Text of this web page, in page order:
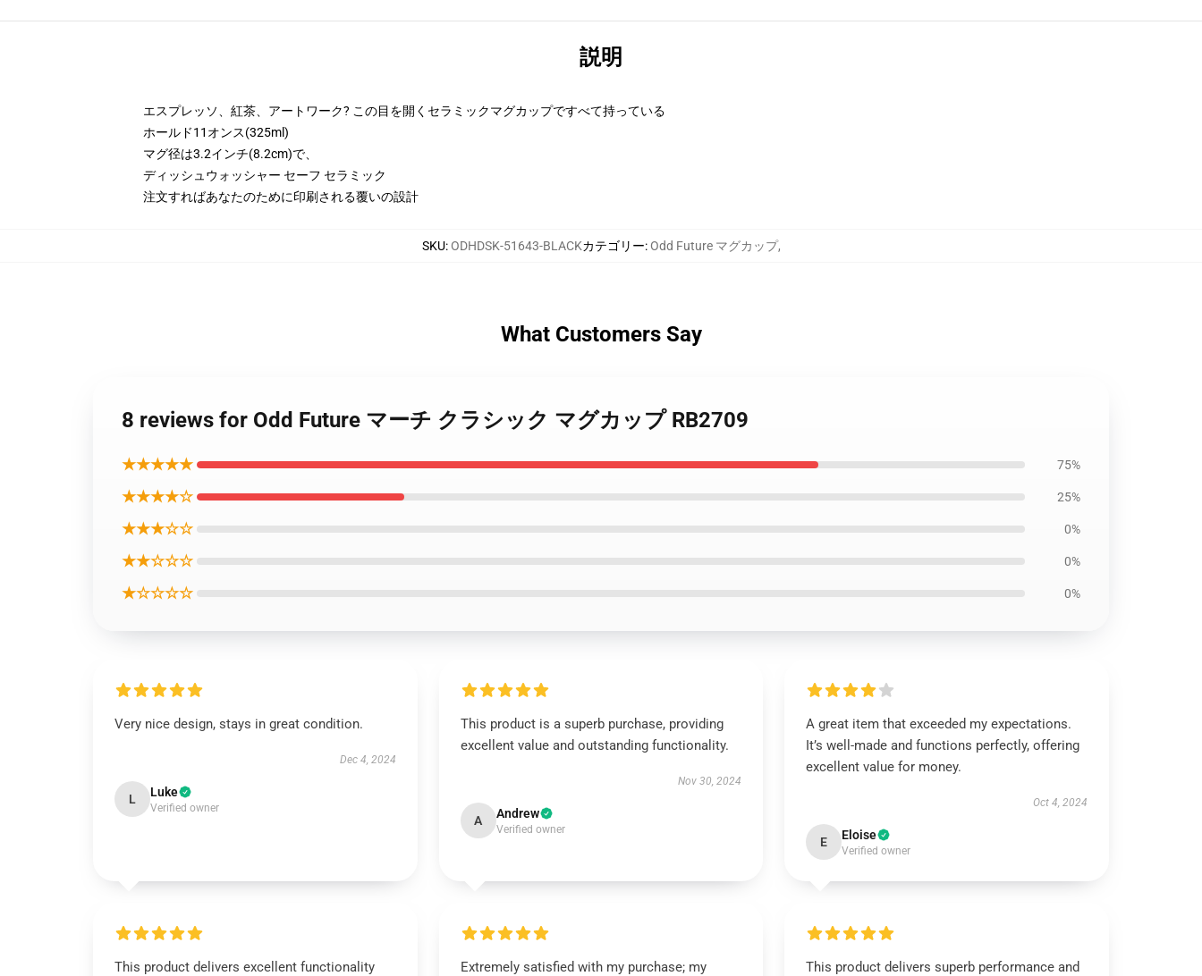
説明
エスプレッソ、紅茶、アートワーク? この目を開くセラミックマグカップですべて持っている
ホールド11オンス(325ml)
マグ径は3.2インチ(8.2cm)で、
ディッシュウォッシャー セーフ セラミック
注文すればあなたのために印刷される覆いの設計
SKU:ODHDSK-51643-BLACKカテゴリー:Odd Future マグカップ,
What Customers Say
8 reviews for Odd Future マーチ クラシック マグカップ RB2709
★★★★★ 75%
★★★★☆ 25%
★★★☆☆ 0%
★★☆☆☆ 0%
★☆☆☆☆ 0%
Very nice design, stays in great condition.
Dec 4, 2024
L Luke
Verified owner
This product is a superb purchase, providing
excellent value and outstanding functionality.
Nov 30, 2024
A Andrew
Verified owner
A great item that exceeded my expectations.
It’s well-made and functions perfectly, offering
excellent value for money.
Oct 4, 2024
E Eloise
Verified owner
This product delivers excellent functionality
Extremely satisfied with my purchase; my
This product delivers superb performance and